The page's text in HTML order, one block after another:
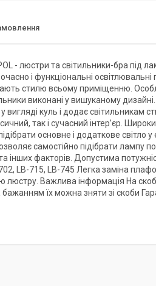
- люстри та світильники-бра під
і функціональні
стилю всьому приміщенню.
виконані у вишуканому
куль і додає світильникам
так і сучасний інтер’єр.
основне і додаткове світло
самостійно підібрати лампу
та інших факторів. Допустима
LB-715, LB-745 Легка заміна
Важлива інформація На
їх можна зняти зі скоби